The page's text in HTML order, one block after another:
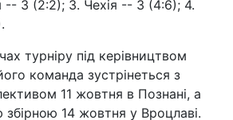
-- 3 (2:2); 3. Чехія -- 3 (4:6); 4.
турніру під керівництвом
команда зустрінеться з
11 жовтня в Познані, а
14 жовтня у Вроцлаві.